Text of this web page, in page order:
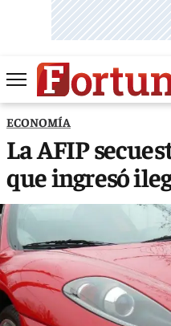
ECONOMÍA
La AFIP
que ingresó